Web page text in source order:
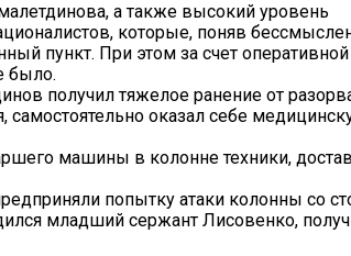
а также высокий уровень
которые, поняв
пункт. При этом за счет
было.
получил тяжелое ранение от
оказал себе
машины в колонне техники,
попытку атаки колонны со
младший сержант Лисовенко,